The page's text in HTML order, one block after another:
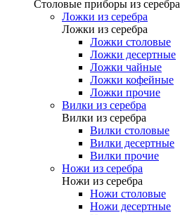
Столовые приборы из серебра
Ложки из серебра
Ложки из серебра
Ложки столовые
Ложки десертные
Ложки чайные
Ложки кофейные
Ложки прочие
Вилки из серебра
Вилки из серебра
Вилки столовые
Вилки десертные
Вилки прочие
Ножи из серебра
Ножи из серебра
Ножи столовые
Ножи десертные